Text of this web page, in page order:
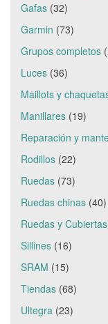
Gafas (32)
Garmin (73)
Grupos completos
Luces (36)
Maillots y
Manillares (19)
Reparación y
Rodillos (22)
Ruedas (73)
Ruedas chinas (40)
Ruedas y Cubiertas
Sillines (16)
SRAM (15)
Tiendas (68)
Ultegra (23)